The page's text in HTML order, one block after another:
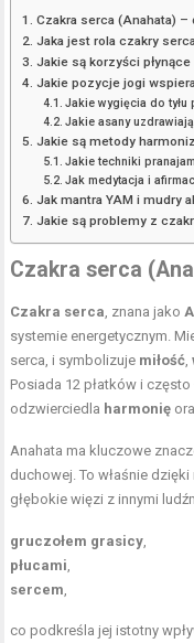
Czakra serca (Anahata)
Jaka jest rola czakry
Jakie są korzyści
Jakie pozycje jogi
Jakie wygięcia do
Jakie asany
Jakie są metody
Jakie techniki
Jak medytacja i
Jak mantra YAM i mudry
Jakie są problemy z
Czakra serca
Czakra serca, znana jako
systemie energetycznym.
serca, i symbolizuje miłość,
Posiada 12 płatków i często
odzwierciedla harmonię
Anahata ma kluczowe
duchowej. To właśnie
głębokie więzi z innymi
gruczołem grasicy,
płucami,
sercem,
co podkreśla jej istotny